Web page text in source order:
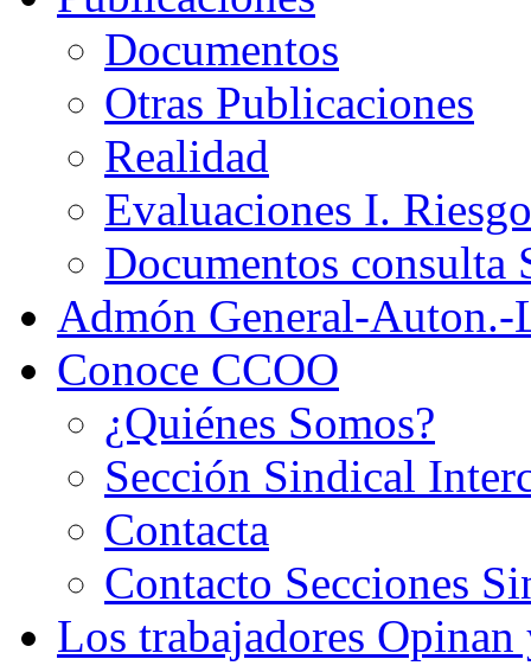
Documentos
Otras Publicaciones
Realidad
Evaluaciones I.
Documentos consulta
Admón General-Auton.-
Conoce CCOO
¿Quiénes Somos?
Sección Sindical
Contacta
Contacto Secciones
Los trabajadores Opinan